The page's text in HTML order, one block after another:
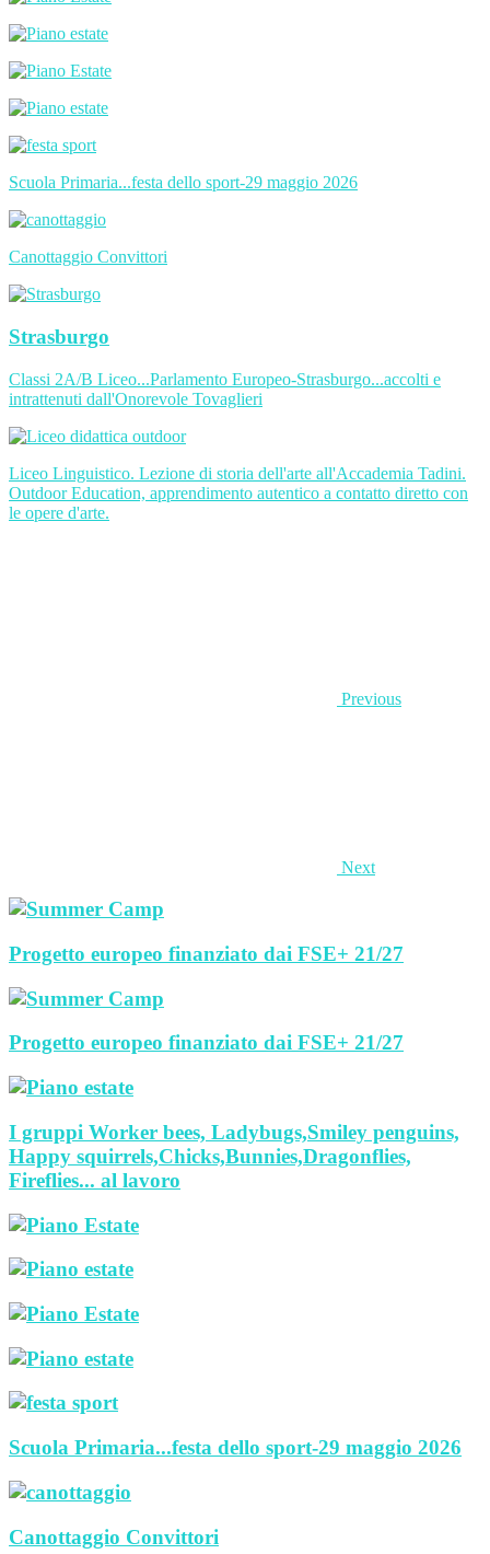
Scuola Primaria...festa dello sport-29 maggio 2026
Canottaggio Convittori
Strasburgo
Classi 2A/B Liceo...Parlamento Europeo-Strasburgo...accolti e
intrattenuti dall'Onorevole Tovaglieri
Liceo Linguistico. Lezione di storia dell'arte all'Accademia Tadini.
Outdoor Education, apprendimento autentico a contatto diretto con
le opere d'arte.
Previous
Next
Progetto europeo finanziato dai FSE+ 21/27
Progetto europeo finanziato dai FSE+ 21/27
I gruppi Worker bees, Ladybugs,Smiley penguins,
Happy squirrels,Chicks,Bunnies,Dragonflies,
Fireflies... al lavoro
Scuola Primaria...festa dello sport-29 maggio 2026
Canottaggio Convittori